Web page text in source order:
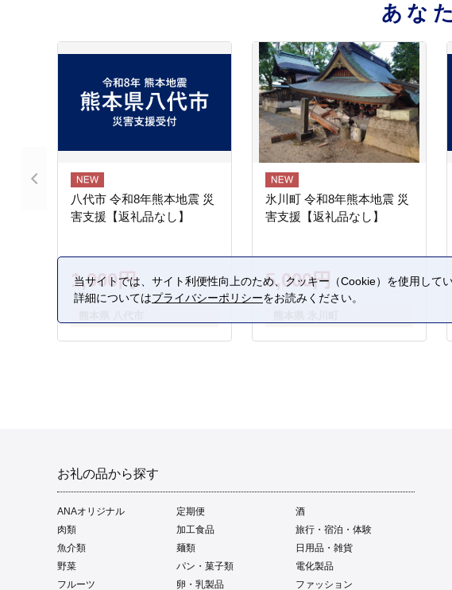
あな
八代市 令和8年熊本地震 災
害支援【返礼品なし】
1,000円
氷川町 令和8年熊本地震 災
害支援【返礼品なし】
5,000円
お礼の品から探す
ANAオリジナル 定期便
酒
肉類
加工食品
旅行・宿泊・体験
魚介類
麺類
日用品・雑貨
野菜
パン・菓子類
電化製品
フルーツ
卵・乳製品 ファッション
当サイトでは、サイト利便性向上のため、クッキー（Cookie）を使用して
詳細についてはプライバシーポリシーをお読みください。